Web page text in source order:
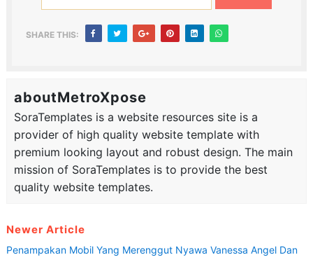
SHARE THIS:
aboutMetroXpose
SoraTemplates is a website resources site is a
provider of high quality website template with
premium looking layout and robust design. The main
mission of SoraTemplates is to provide the best
quality website templates.
Newer Article
Penampakan Mobil Yang Merenggut Nyawa Vanessa Angel Dan